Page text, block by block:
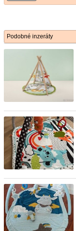
Podobné inzeráty